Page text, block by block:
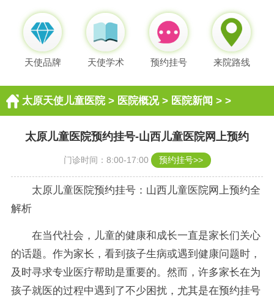
天使品牌 天使学术 预约挂号 来院路线
太原天使儿童医院> 医院概况> 医院新闻 > >
太原儿童医院预约挂号-山西儿童医院网上预约
门诊时间：8:00-17:00 预约挂号>>
太原儿童医院预约挂号：山西儿童医院网上预约全
解析
在当代社会，儿童的健康和成长一直是家长们关心
的话题。作为家长，看到孩子生病或遇到健康问题时，
及时寻求专业医疗帮助是重要的。然而，许多家长在为
孩子就医的过程中遇到了不少困扰，尤其是在预约挂号